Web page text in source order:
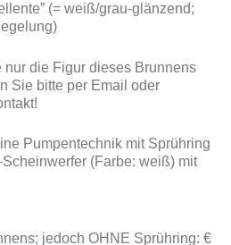
(= weiß/grau-glänzend;
nur die Figur dieses Brunnens
Sie bitte per Email oder
Pumpentechnik mit Sprühring
(Farbe: weiß) mit
jedoch OHNE Sprühring: €